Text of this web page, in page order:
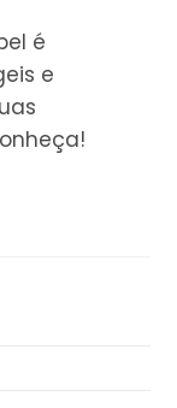
é
e